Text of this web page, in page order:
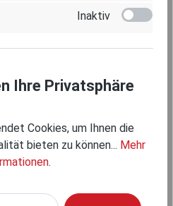
Inaktiv
Ihre Privatsphäre
Cookies, um Ihnen die
bieten zu können... Mehr
.